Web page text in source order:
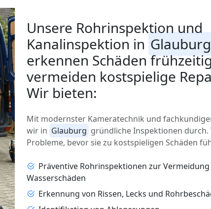
Unsere Rohrinspektion und
Kanalinspektion in Glauburg
erkennen Schäden
vermeiden kostspielige
Wir bieten:
Mit modernster Kameratechnik und
wir in Glauburg gründliche Inspektionen durch.
Probleme, bevor sie zu kostspieligen Schäden
Präventive Rohrinspektionen zur Vermeidung
Wasserschäden
Erkennung von Rissen, Lecks und